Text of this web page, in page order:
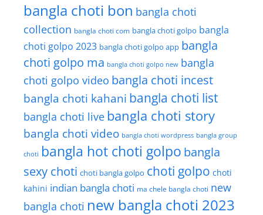
bangla choti bon bangla choti
collection bangla choti com bangla choti golpo bangla
choti golpo 2023 bangla choti golpo app bangla
choti golpo ma bangla choti golpo new bangla
choti golpo video bangla choti incest
bangla choti kahani bangla choti list
bangla choti live bangla choti story
bangla choti video bangla choti wordpress bangla group
choti bangla hot choti golpo bangla
sexy choti choti bangla golpo choti golpo choti
kahini indian bangla choti ma chele bangla choti new
bangla choti new bangla choti 2023